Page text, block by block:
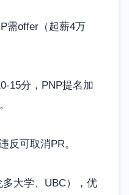
需offer（起薪4万
15分，PNP提名加
反可取消PR。
大学、UBC），优